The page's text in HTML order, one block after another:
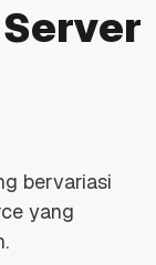
bervariasi
yang